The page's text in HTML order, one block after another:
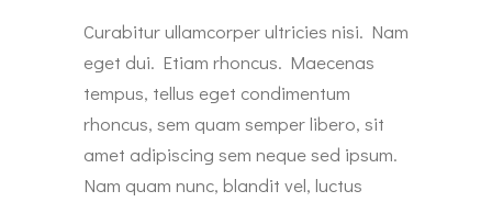
Curabitur ullamcorper ultricies nisi. Nam
eget dui. Etiam rhoncus. Maecenas
tempus, tellus eget condimentum
rhoncus, sem quam semper libero, sit
amet adipiscing sem neque sed ipsum.
Nam quam nunc, blandit vel, luctus